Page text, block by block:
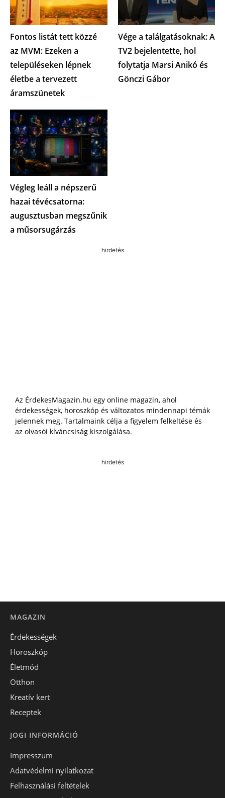
Fontos listát tett közzé
az MVM: Ezeken a
településeken lépnek
életbe a tervezett
áramszünetek
Vége a találgatásoknak: A
TV2 bejelentette, hol
folytatja Marsi Anikó és
Gönczi Gábor
Végleg leáll a népszerű
hazai tévécsatorna:
augusztusban megszűnik
a műsorsugárzás
hirdetés
Az ÉrdekesMagazin.hu egy online magazin, ahol
érdekességek, horoszkóp és változatos mindennapi témák
jelennek meg. Tartalmaink célja a figyelem felkeltése és
az olvasói kíváncsiság kiszolgálása.
hirdetés
MAGAZIN
Érdekességek
Horoszkóp
Életmód
Otthon
Kreatív kert
Receptek
JOGI INFORMÁCIÓ
Impresszum
Adatvédelmi nyilatkozat
Felhasználási feltételek